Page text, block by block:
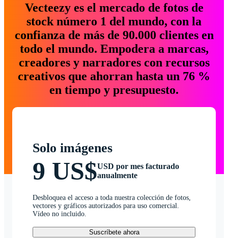
Vecteezy es el mercado de fotos de
stock número 1 del mundo, con la
confianza de más de 90.000 clientes en
todo el mundo. Empodera a marcas,
creadores y narradores con recursos
creativos que ahorran hasta un 76 %
en tiempo y presupuesto.
Solo imágenes
9 US$USD por mes facturado
anualmente
Desbloquea el acceso a toda nuestra colección de fotos,
vectores y gráficos autorizados para uso comercial.
Vídeo no incluido.
Suscríbete ahora